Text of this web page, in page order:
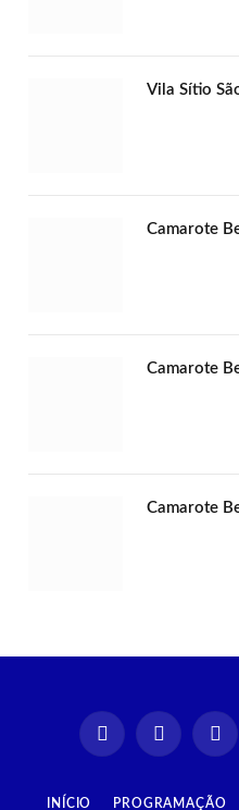
Vila Sítio
Camarote
Camarote
Camarote
InstagramFacebook
INÍCIO PROGRAMAÇÃO